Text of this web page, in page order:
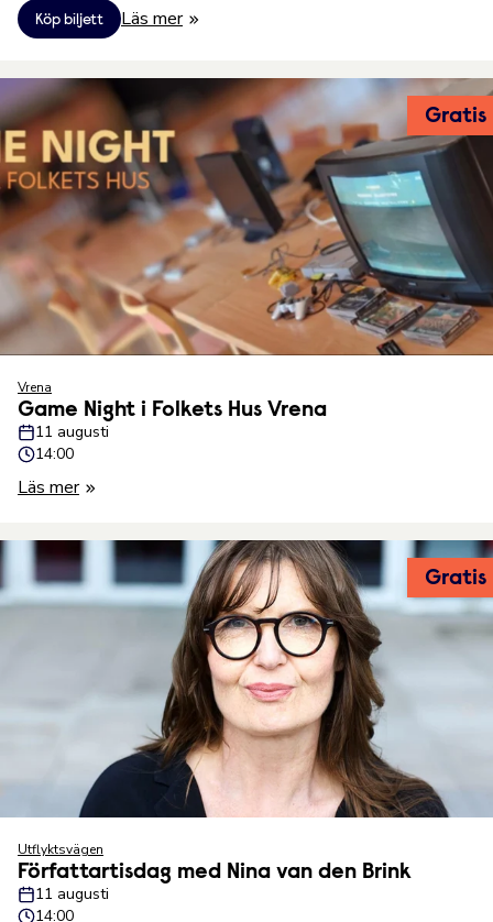
Köp biljett Läs mer
Gratis
Vrena
Game Night i Folkets Hus Vrena
11 augusti
14:00
Läs mer
Gratis
Utflyktsvägen
Författartisdag med Nina van den Brink
11 augusti
14:00